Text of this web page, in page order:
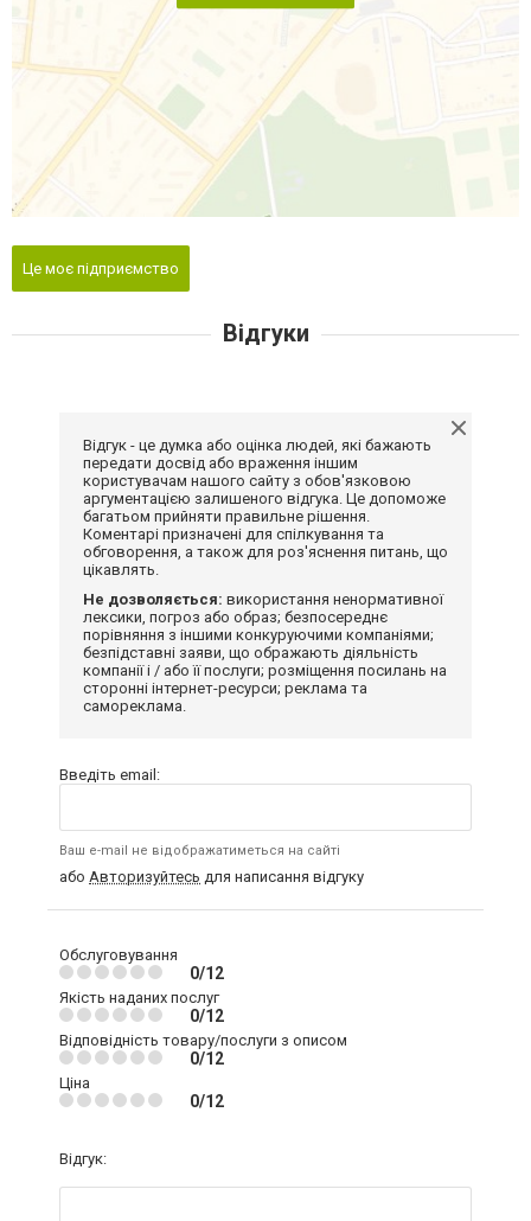
Це моє підприємство
Відгуки
Відгук - це думка або оцінка людей, які бажають
передати досвід або враження іншим
користувачам нашого сайту з обов'язковою
аргументацією залишеного відгука. Це допоможе
багатьом прийняти правильне рішення.
Коментарі призначені для спілкування та
обговорення, а також для роз'яснення питань, що
цікавлять.
Не дозволяється: використання ненормативної
лексики, погроз або образ; безпосереднє
порівняння з іншими конкуруючими компаніями;
безпідставні заяви, що ображають діяльність
компанії і / або її послуги; розміщення посилань на
сторонні інтернет-ресурси; реклама та
самореклама.
Введіть email:
Ваш e-mail не відображатиметься на сайті
або Авторизуйтесь для написання відгуку
Обслуговування
0/12
Якість наданих послуг
0/12
Відповідність товару/послуги з описом
0/12
Ціна
0/12
Відгук: